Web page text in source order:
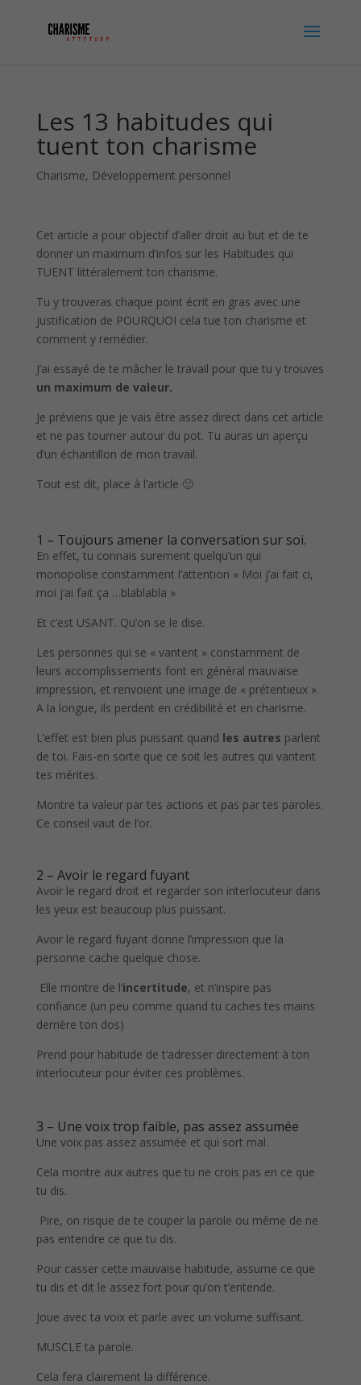
Les 13 habitudes qui
tuent ton charisme
Charisme, Développement personnel
Cet article a pour objectif d’aller droit au but et de te
donner un maximum d’infos sur les Habitudes qui
TUENT littéralement ton charisme.
Tu y trouveras chaque point écrit en gras avec une
justification de POURQUOI cela tue ton charisme et
comment y remédier.
J’ai essayé de te mâcher le travail pour que tu y trouves
un maximum de valeur.
Je préviens que je vais être assez direct dans cet article
et ne pas tourner autour du pot. Tu auras un aperçu
d’un échantillon de mon travail.
Tout est dit, place à l’article 🙂
1 – Toujours amener la conversation sur soi.
En effet, tu connais surement quelqu’un qui
monopolise constamment l’attention « Moi j’ai fait ci,
moi j’ai fait ça …blablabla »
Et c’est USANT. Qu’on se le dise.
Les personnes qui se « vantent » constamment de
leurs accomplissements font en général mauvaise
impression, et renvoient une image de « prétentieux ».
A la longue, ils perdent en crédibilité et en charisme.
L’effet est bien plus puissant quand les autres parlent
de toi. Fais-en sorte que ce soit les autres qui vantent
tes mérites.
Montre ta valeur par tes actions et pas par tes paroles.
Ce conseil vaut de l’or.
2 – Avoir le regard fuyant
Avoir le regard droit et regarder son interlocuteur dans
les yeux est beaucoup plus puissant.
Avoir le regard fuyant donne l’impression que la
personne cache quelque chose.
Elle montre de l’incertitude, et n’inspire pas
confiance (un peu comme quand tu caches tes mains
derrière ton dos)
Prend pour habitude de t’adresser directement à ton
interlocuteur pour éviter ces problèmes.
3 – Une voix trop faible, pas assez assumée
Une voix pas assez assumée et qui sort mal.
Cela montre aux autres que tu ne crois pas en ce que
tu dis.
Pire, on risque de te couper la parole ou même de ne
pas entendre ce que tu dis.
Pour casser cette mauvaise habitude, assume ce que
tu dis et dit le assez fort pour qu’on t’entende.
Joue avec ta voix et parle avec un volume suffisant.
MUSCLE ta parole.
Cela fera clairement la différence.